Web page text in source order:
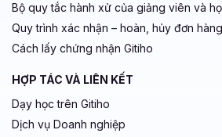
Bộ quy tắc hành xử của giảng viên và
Quy trình xác nhận – hoàn, hủy đơn
Cách lấy chứng nhận Gitiho
HỢP TÁC VÀ LIÊN KẾT
Dạy học trên Gitiho
Dịch vụ Doanh nghiệp